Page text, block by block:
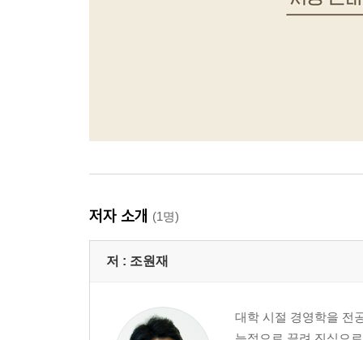
저자 소개 (1명)
저 : 조원재
대학 시절 경영학을 전